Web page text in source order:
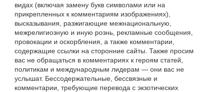
видах (включая замену букв символами или на
прикрепленных к комментариям изображениях),
высказывания, разжигающие межнациональную,
межрелигиозную и иную рознь, рекламные сообщения,
провокации и оскорбления, а также комментарии,
содержащие ссылки на сторонние сайты. Также просим
вас не обращаться в комментариях к героям статей,
политикам и международным лидерам — они вас не
услышат. Бессодержательные, бессвязные и
комментарии, требующие перевода с экзотических